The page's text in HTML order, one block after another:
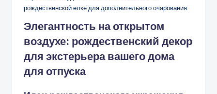
рождественской елке для дополнительного очарования.
Элегантность на открытом
воздухе: рождественский декор
для экстерьера вашего дома
для отпуска